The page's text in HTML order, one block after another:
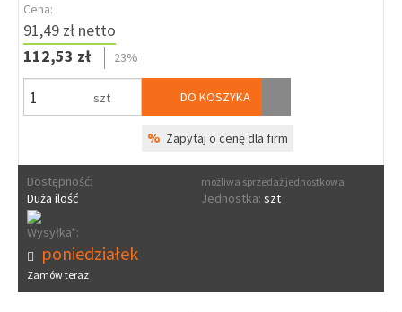
Cena:
91,49 zł netto
112,53 zł
23%
szt DO KOSZYKA
% Zapytaj o cenę dla firm
Dostępność:
Duża ilość
możliwa sprzedaż jednostkowa
Jednostka: szt
Wysyłka*:
poniedziałek
Zamów teraz